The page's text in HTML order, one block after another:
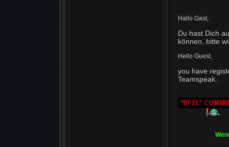
Hallo Gast,
Du hast Dich
können, bitte
Hello Guest,
you have
Teamspeak.